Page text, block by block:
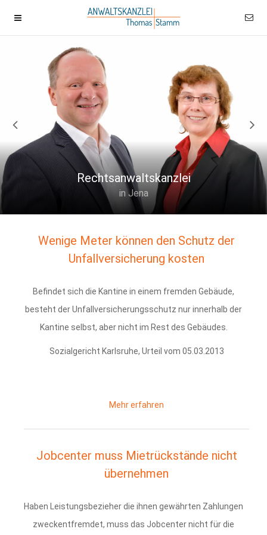
Rechtsanwaltskanzlei
in Jena
Wenige Meter können den Schutz der
Unfallversicherung kosten
Befindet sich die Kantine in einem fremden Gebäude,
besteht der Unfallversicherungsschutz nur innerhalb der
Kantine selbst, aber nicht im Rest des Gebäudes.
Sozialgericht Karlsruhe, Urteil vom 05.03.2013
Mehr erfahren
Jobcenter muss Mietrückstände nicht
übernehmen
Haben Leistungsbezieher die ihnen gewährten Zahlungen
zweckentfremdet, muss das Jobcenter nicht für die